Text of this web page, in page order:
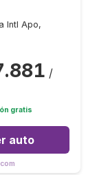
Intl Apo,
/
gratis
auto